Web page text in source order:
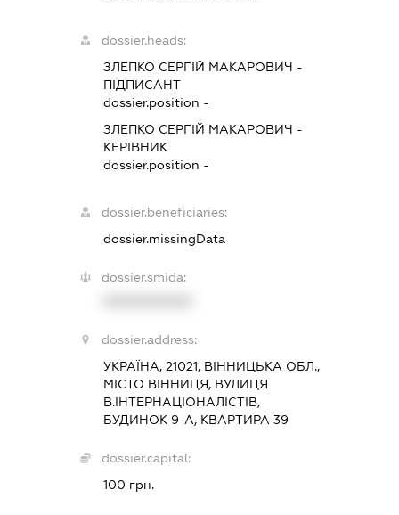
dossier.heads:
ЗЛЕПКО СЕРГІЙ МАКАРОВИЧ -
ПІДПИСАНТ
dossier.position -
ЗЛЕПКО СЕРГІЙ МАКАРОВИЧ -
КЕРІВНИК
dossier.position -
dossier.beneficiaries:
dossier.missingData
dossier.smida:
dossier.address:
УКРАЇНА, 21021, ВІННИЦЬКА ОБЛ.,
МІСТО ВІННИЦЯ, ВУЛИЦЯ
В.ІНТЕРНАЦІОНАЛІСТІВ,
БУДИНОК 9-А, КВАРТИРА 39
dossier.capital:
100 грн.